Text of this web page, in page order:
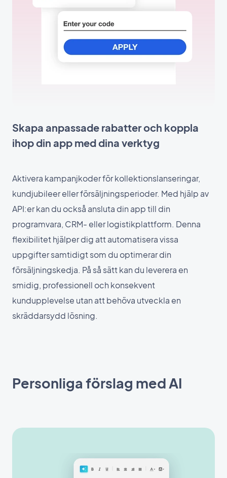
Skapa anpassade rabatter och koppla
ihop din app med dina verktyg
Aktivera kampanjkoder för kollektionslanseringar,
kundjubileer eller försäljningsperioder. Med hjälp av
API:er kan du också ansluta din app till din
programvara, CRM- eller logistikplattform. Denna
flexibilitet hjälper dig att automatisera vissa
uppgifter samtidigt som du optimerar din
försäljningskedja. På så sätt kan du leverera en
smidig, professionell och konsekvent
kundupplevelse utan att behöva utveckla en
skräddarsydd lösning.
Personliga förslag med AI